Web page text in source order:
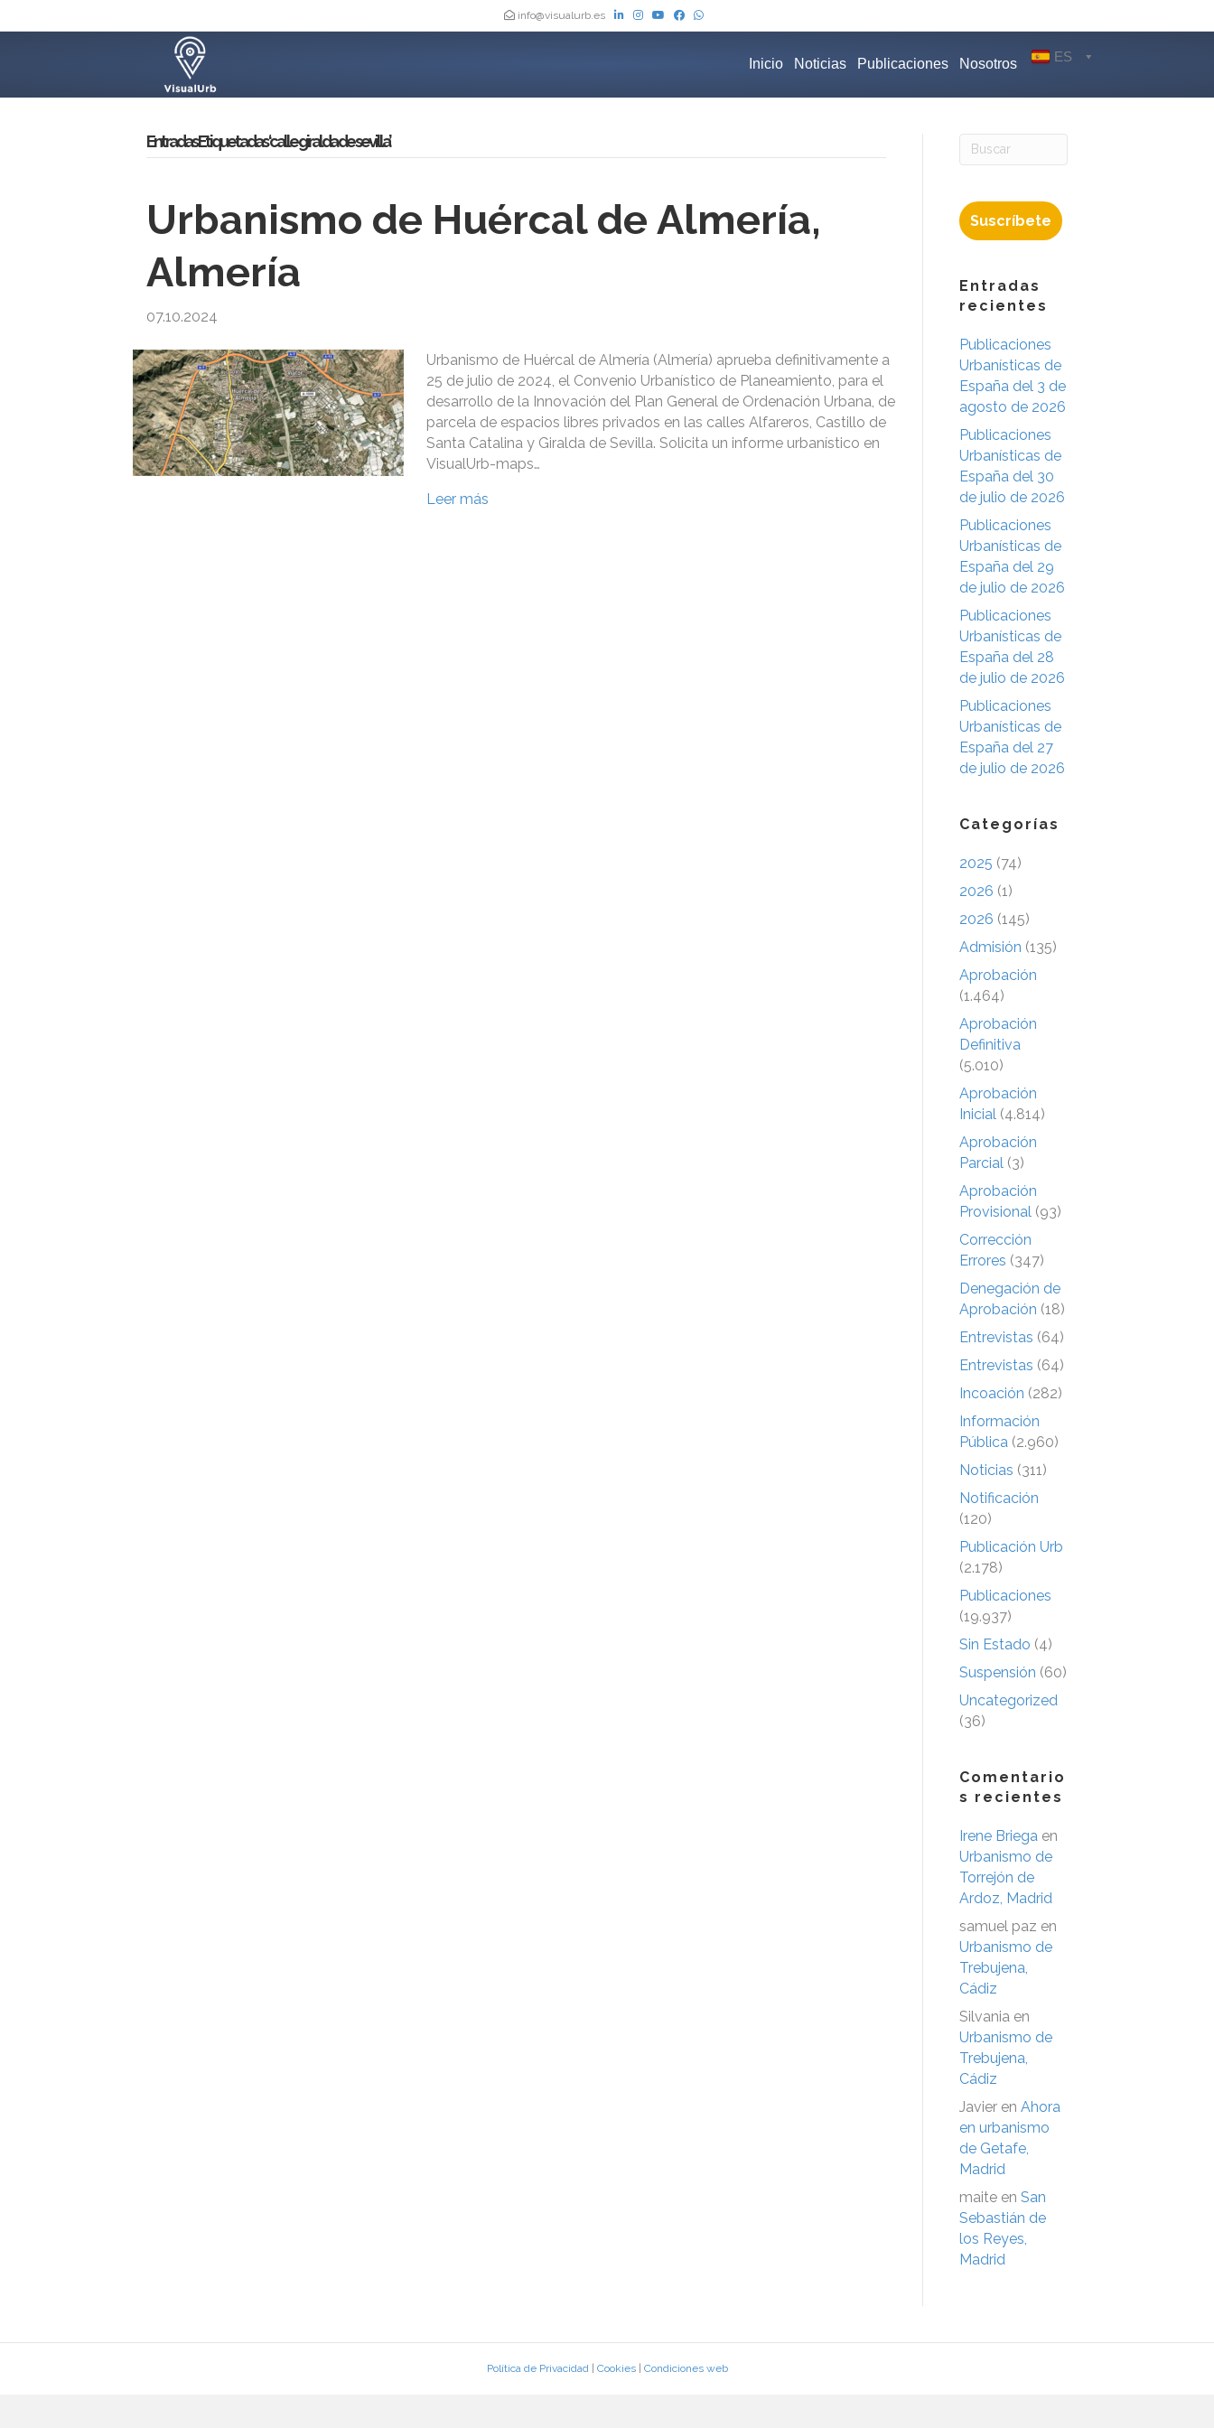
info@visualurb.es
Inicio Noticias Publicaciones Nosotros ES
Entradas Etiquetadas ‘calle giralda de sevilla’
Urbanismo de Huércal de Almería,
Almería
07.10.2024
Urbanismo de Huércal de Almería (Almería) aprueba definitivamente a
25 de julio de 2024, el Convenio Urbanístico de Planeamiento, para el
desarrollo de la Innovación del Plan General de Ordenación Urbana, de
parcela de espacios libres privados en las calles Alfareros, Castillo de
Santa Catalina y Giralda de Sevilla. Solicita un informe urbanístico en
VisualUrb-maps…
Leer más
Suscríbete
Entradas
recientes
Publicaciones
Urbanísticas de
España del 3 de
agosto de 2026
Publicaciones
Urbanísticas de
España del 30
de julio de 2026
Publicaciones
Urbanísticas de
España del 29
de julio de 2026
Publicaciones
Urbanísticas de
España del 28
de julio de 2026
Publicaciones
Urbanísticas de
España del 27
de julio de 2026
Categorías
2025 (74)
2026 (1)
2026 (145)
Admisión (135)
Aprobación
(1.464)
Aprobación
Definitiva
(5.010)
Aprobación
Inicial (4.814)
Aprobación
Parcial (3)
Aprobación
Provisional (93)
Corrección
Errores (347)
Denegación de
Aprobación (18)
Entrevistas (64)
Entrevistas (64)
Incoación (282)
Información
Pública (2.960)
Noticias (311)
Notificación
(120)
Publicación Urb
(2.178)
Publicaciones
(19.937)
Sin Estado (4)
Suspensión (60)
Uncategorized
(36)
Comentario
s recientes
Irene Briega en
Urbanismo de
Torrejón de
Ardoz, Madrid
samuel paz en
Urbanismo de
Trebujena,
Cádiz
Silvania en
Urbanismo de
Trebujena,
Cádiz
Javier en Ahora
en urbanismo
de Getafe,
Madrid
maite en San
Sebastián de
los Reyes,
Madrid
Política de Privacidad| Cookies| Condiciones web